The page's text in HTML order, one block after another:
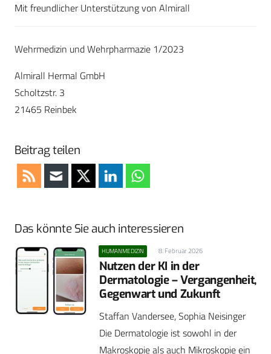
Mit freundlicher Unterstützung von Almirall
Wehrmedizin und Wehrpharmazie 1/2023
Almirall Hermal GmbH
Scholtzstr. 3
21465 Reinbek
Beitrag teilen
Das könnte Sie auch interessieren
HUMANMEDIZIN 8. Februar 2026
Nutzen der KI in der
Dermatologie – Vergangenheit,
Gegenwart und Zukunft
Staffan Vandersee, Sophia Neisinger
Die Dermatologie ist sowohl in der
Makroskopie als auch Mikroskopie ein